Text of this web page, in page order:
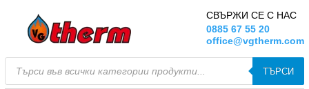
СВЪРЖИ СЕ С НАС
0885 67 55 20
office@vgtherm.com
Products
search
ТЪРСИ